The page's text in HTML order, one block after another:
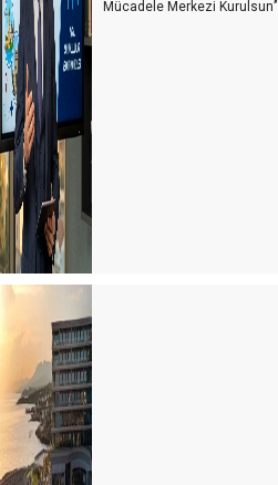
boşalt turizmi
neler oluyor?
otobüsleri kazaları artmaya başladı
yolumuz düştü
cruise turları neden artmıyor?
tanıtım elçisi
Memur ve Emekli Antalya'dan kaçıyor
olarak değil yerleşmeye geliyorlar
Turizmci desteğe muhtaç
Antalyayı izledi
mı? Turizm mi?
Mücadele Merkezi Kurulsun’’